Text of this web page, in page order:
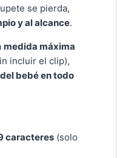
se pierda,
y al alcance.
medida máxima
incluir el clip),
bebé en todo
caracteres (solo